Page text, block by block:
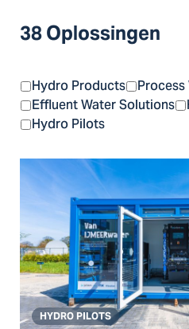
38 Oplossingen
Hydro Products
Effluent Water Solutions
Hydro Pilots
HYDRO PILOTS